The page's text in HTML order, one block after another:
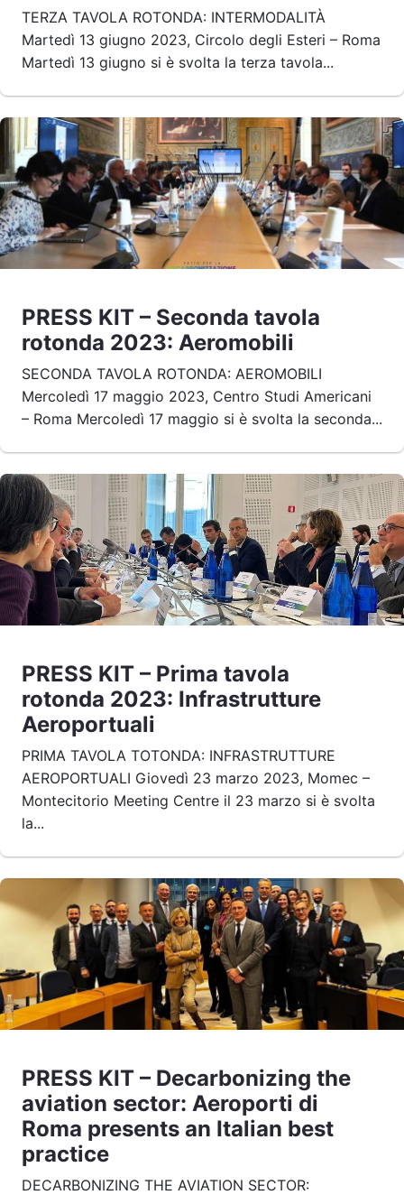
TERZA TAVOLA ROTONDA: INTERMODALITÀ
Martedì 13 giugno 2023, Circolo degli Esteri – Roma
Martedì 13 giugno si è svolta la terza tavola...
PRESS KIT – Seconda tavola
rotonda 2023: Aeromobili
SECONDA TAVOLA ROTONDA: AEROMOBILI
Mercoledì 17 maggio 2023, Centro Studi Americani
– Roma Mercoledì 17 maggio si è svolta la seconda...
PRESS KIT – Prima tavola
rotonda 2023: Infrastrutture
Aeroportuali
PRIMA TAVOLA TOTONDA: INFRASTRUTTURE
AEROPORTUALI Giovedì 23 marzo 2023, Momec –
Montecitorio Meeting Centre il 23 marzo si è svolta
la...
PRESS KIT – Decarbonizing the
aviation sector: Aeroporti di
Roma presents an Italian best
practice
DECARBONIZING THE AVIATION SECTOR: